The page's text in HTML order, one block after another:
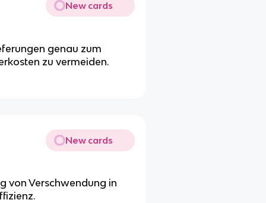
New cards
genau zum
zu vermeiden.
New cards
von Verschwendung in